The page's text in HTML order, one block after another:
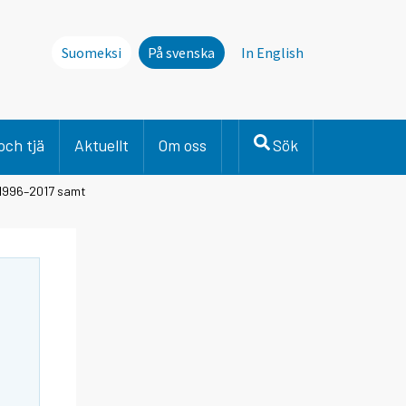
Suomeksi På svenska In English
tjä Aktuellt Om oss Sök
samt